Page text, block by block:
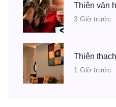
Thiên văn
3 Giờ trước
Thiên
1 Giờ trước